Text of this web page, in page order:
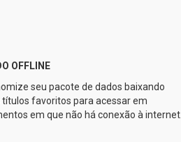
OFFLINE
seu pacote de dados baixando
títulos favoritos para acessar em
em que não há conexão à internet.